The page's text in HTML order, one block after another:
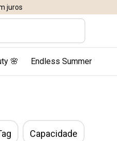
juros
🌸 Endless Summer
Capacidade